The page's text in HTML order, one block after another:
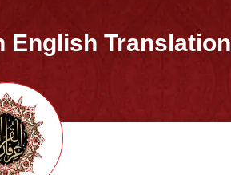
English Translation